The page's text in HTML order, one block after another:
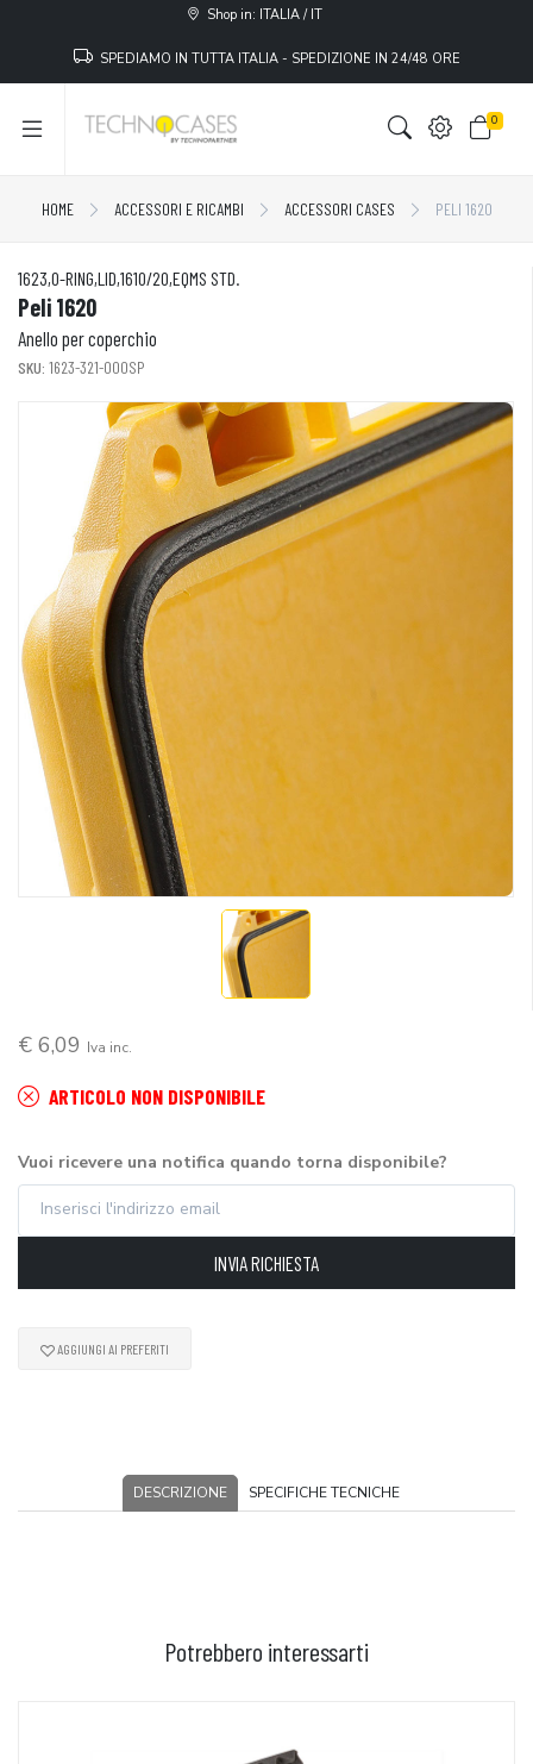
Shop in: ITALIA / IT
SPEDIAMO IN TUTTA ITALIA - SPEDIZIONE IN 24/48 ORE
0
HOME ACCESSORI E RICAMBI ACCESSORI CASES PELI 1620
1623,O-RING,LID,1610/20,EQMS STD.
Peli 1620
Anello per coperchio
SKU: 1623-321-000SP
€ 6,09 Iva inc.
ARTICOLO NON DISPONIBILE
Vuoi ricevere una notifica quando torna disponibile?
INVIA RICHIESTA
AGGIUNGI AI PREFERITI
DESCRIZIONE SPECIFICHE TECNICHE
Potrebbero interessarti
AGGIUNGI AL CARRELLO